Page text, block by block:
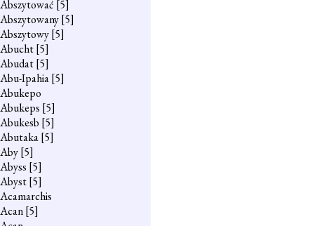
Abszytować [5]
Abszytowany[5]
Abszytowy[5]
Abucht[5]
Abudat[5]
Abu-Ipahia[5]
Abukepo
Abukeps [5]
Abukesb [5]
Abutaka[5]
Aby[5]
Abyss [5]
Abyst[5]
Acamarchis
Acan[5]